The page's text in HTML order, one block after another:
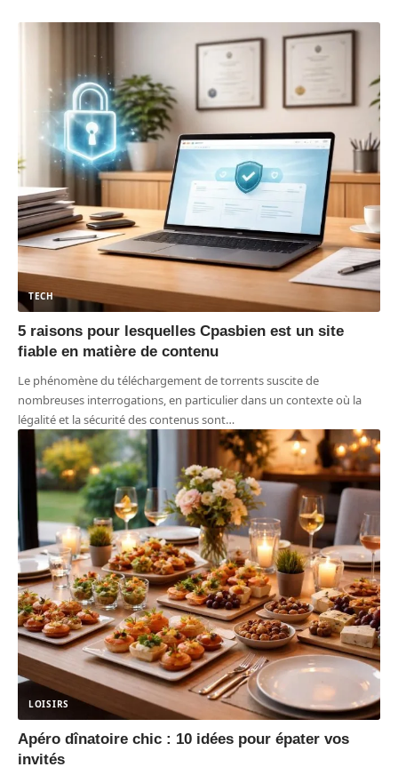
TECH
5 raisons pour lesquelles Cpasbien est un site
fiable en matière de contenu
Le phénomène du téléchargement de torrents suscite de
nombreuses interrogations, en particulier dans un contexte où la
légalité et la sécurité des contenus sont…
LOISIRS
Apéro dînatoire chic : 10 idées pour épater vos
invités